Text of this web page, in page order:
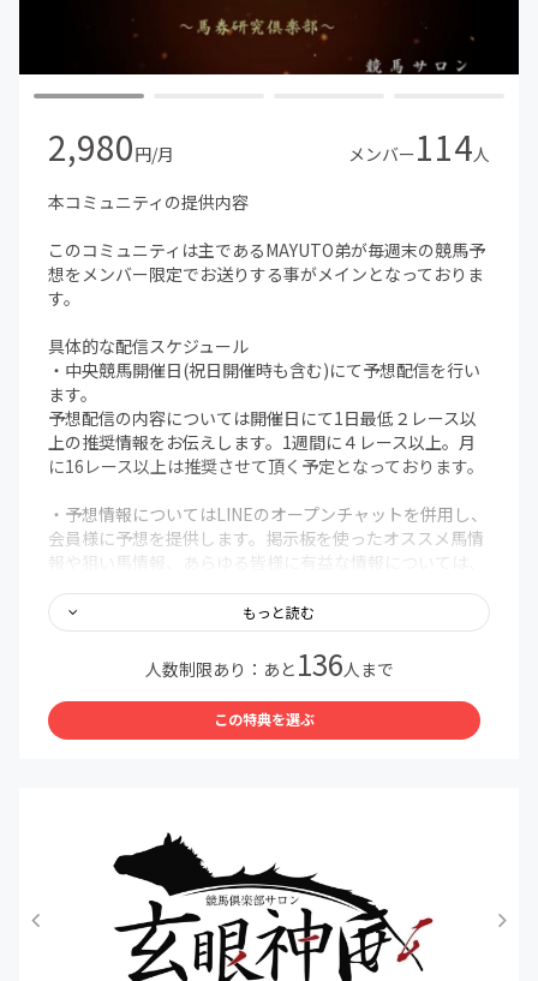
2,980円/月 メンバー114人
本コミュニティの提供内容
このコミュニティは主であるMAYUTO弟が毎週末の競馬予
想をメンバー限定でお送りする事がメインとなっておりま
す。
具体的な配信スケジュール
・中央競馬開催日(祝日開催時も含む)にて予想配信を行い
ます。
予想配信の内容については開催日にて1日最低２レース以
上の推奨情報をお伝えします。1週間に４レース以上。月
に16レース以上は推奨させて頂く予定となっております。
・予想情報についてはLINEのオープンチャットを併用し、
会員様に予想を提供します。掲示板を使ったオススメ馬情
報や狙い馬情報、あらゆる皆様に有益な情報については、
への招待は入会申請後、CAMPFIREから自動送信されるメ
ール（タイトル：【CAMPFIRE】支援完了のお知らせ」）
内にて、非公開LINEオープンチャットへの参加手順をご連
（予め【@camp-fire.jp】のドメインからメールを受信で
きるように設定をお願いいたします）
・玄眼トーナメントと題して、不定期にて会員内限定での
予想対決を行います。このトーナメントで好成績を残され
当会代表に認められた方々を「玄眼神威四天王」としてサ
ロン内掲示板にて予想を公表して頂くという企画も実施致
もっと読む
人数制限あり：あと 136人まで
この特典を選ぶ